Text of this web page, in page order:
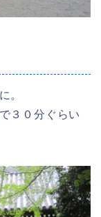
。
３０分ぐらい